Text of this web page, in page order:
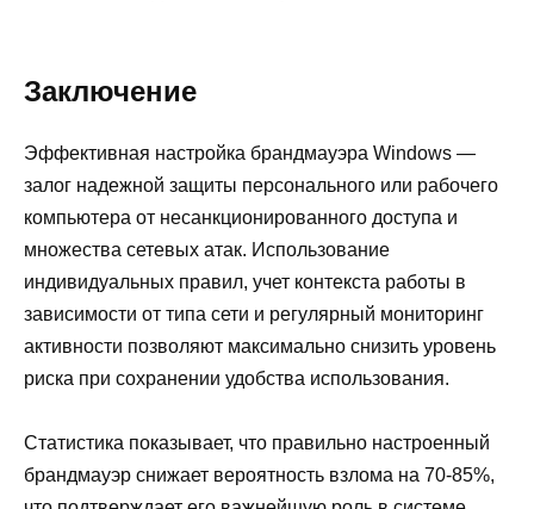
Заключение
Эффективная настройка брандмауэра Windows —
залог надежной защиты персонального или рабочего
компьютера от несанкционированного доступа и
множества сетевых атак. Использование
индивидуальных правил, учет контекста работы в
зависимости от типа сети и регулярный мониторинг
активности позволяют максимально снизить уровень
риска при сохранении удобства использования.
Статистика показывает, что правильно настроенный
брандмауэр снижает вероятность взлома на 70-85%,